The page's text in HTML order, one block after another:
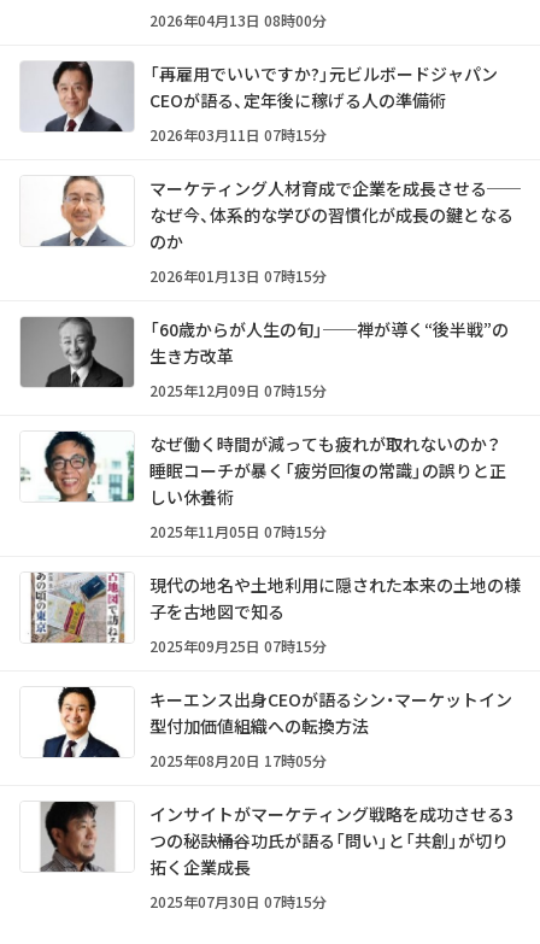
2026年04月13日 08時00分
「再雇用でいいですか?」元ビルボードジャパン
CEOが語る、定年後に稼げる人の準備術
2026年03月11日 07時15分
マーケティング人材育成で企業を成長させる──
なぜ今、体系的な学びの習慣化が成長の鍵となる
のか
2026年01月13日 07時15分
「60歳からが人生の旬」──禅が導く“後半戦”の
生き方改革
2025年12月09日 07時15分
なぜ働く時間が減っても疲れが取れないのか？
睡眠コーチが暴く「疲労回復の常識」の誤りと正
しい休養術
2025年11月05日 07時15分
現代の地名や土地利用に隠された本来の土地の様
子を古地図で知る
2025年09月25日 07時15分
キーエンス出身CEOが語るシン・マーケットイン
型付加価値組織への転換方法
2025年08月20日 17時05分
インサイトがマーケティング戦略を成功させる3
つの秘訣――桶谷功氏が語る「問い」と「共創」が切り
拓く企業成長
2025年07月30日 07時15分